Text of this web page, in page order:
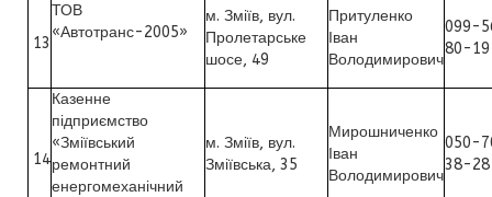
13
ТОВ
«Автотранс-2005»
м. Зміїв, вул.
Пролетарське
шосе, 49
Притуленко
Іван
Володимирович
099-
80-19
14
Казенне
підприємство
«Зміївський
ремонтний
енергомеханічний
м. Зміїв, вул.
Зміївська, 35
Мирошниченко
Іван
Володимирович
050-
38-28